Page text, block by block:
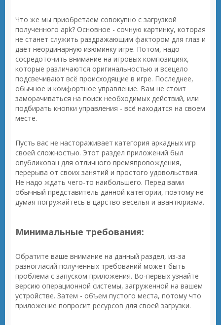
Что же мы приобретаем совокупно с загрузкой
полученного apk? Основное - сочную картинку, которая
не станет служить раздражающим фактором для глаз и
даёт неординарную изюминку игре. Потом, надо
сосредоточить внимание на игровых композициях,
которые различаются оригинальностью и всецело
подсвечивают всё происходящие в игре. Последнее,
обычное и комфортное управление. Вам не стоит
заморачиваться на поиск необходимых действий, или
подбирать кнопки управления - всё находится на своем
месте.
Пусть вас не настораживает категория аркадных игр
своей сложностью. Этот раздел приложений был
опубликован для отличного времяпровождения,
перерыва от своих занятий и простого удовольствия.
Не надо ждать чего-то наибольшего. Перед вами
обычный представитель данной категории, поэтому не
думая погружайтесь в царство веселья и авантюризма.
Минимальные требования:
Обратите ваше внимание на данный раздел, из-за
разногласий полученных требований может быть
проблема с запуском приложения. Во-первых узнайте
версию операционной системы, загруженной на вашем
устройстве. Затем - объем пустого места, потому что
приложение попросит ресурсов для своей загрузки.